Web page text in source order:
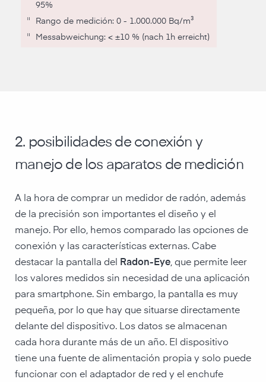
95%
" Rango de medición: 0 - 1.000.000 Bq/m³
" Messab­weichung: < ±10 % (nach 1h erreicht)
2. posibilidades de conexión y
manejo de los aparatos de medición
A la hora de comprar un medidor de radón, además
de la precisión son importantes el diseño y el
manejo. Por ello, hemos comparado las opciones de
conexión y las características externas. Cabe
destacar la pantalla del
Radon-Eye, que permite leer
los valores medidos sin necesidad de una aplicación
para smartphone. Sin embargo, la pantalla es muy
pequeña, por lo que hay que situarse directamente
delante del dispositivo. Los datos se almacenan
cada hora durante más de un año. El dispositivo
tiene una fuente de alimentación propia y solo puede
funcionar con el adaptador de red y el enchufe